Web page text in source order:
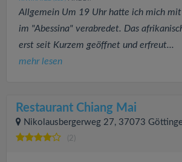
Allgemein Um 19 Uhr hatte ich mich
im "Abessina" verabredet. Das
erst seit Kurzem geöffnet und erfreut...
mehr lesen
Restaurant Chiang Mai
Nikolausbergerweg 27, 37073
(2)